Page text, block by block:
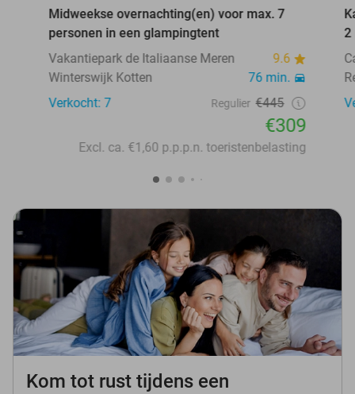
Midweekse overnachting(en) voor max. 7
personen in een glampingtent
Vakantiepark de Italiaanse Meren
9.6
Winterswijk Kotten
76 min.
Verkocht: 7
Regulier €445
€309
Excl. ca. €1,60 p.p.p.n. toeristenbelasting
2
Kom tot rust tijdens een